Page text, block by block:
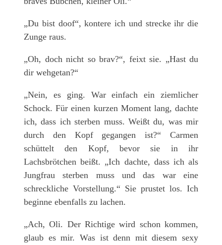
„Du bist doof“, kontere ich und strecke ihr die
Zunge raus.
„Oh, doch nicht so brav?“, feixt sie. „Hast du
dir wehgetan?“
„Nein, es ging. War einfach ein ziemlicher
Schock. Für einen kurzen Moment lang, dachte
ich, dass ich sterben muss. Weißt du, was mir
durch den Kopf gegangen ist?“ Carmen
schüttelt den Kopf, bevor sie in ihr
Lachsbrötchen beißt. „Ich dachte, dass ich als
Jungfrau sterben muss und das war eine
schreckliche Vorstellung.“ Sie prustet los. Ich
beginne ebenfalls zu lachen.
„Ach, Oli. Der Richtige wird schon kommen,
glaub es mir. Was ist denn mit diesem sexy